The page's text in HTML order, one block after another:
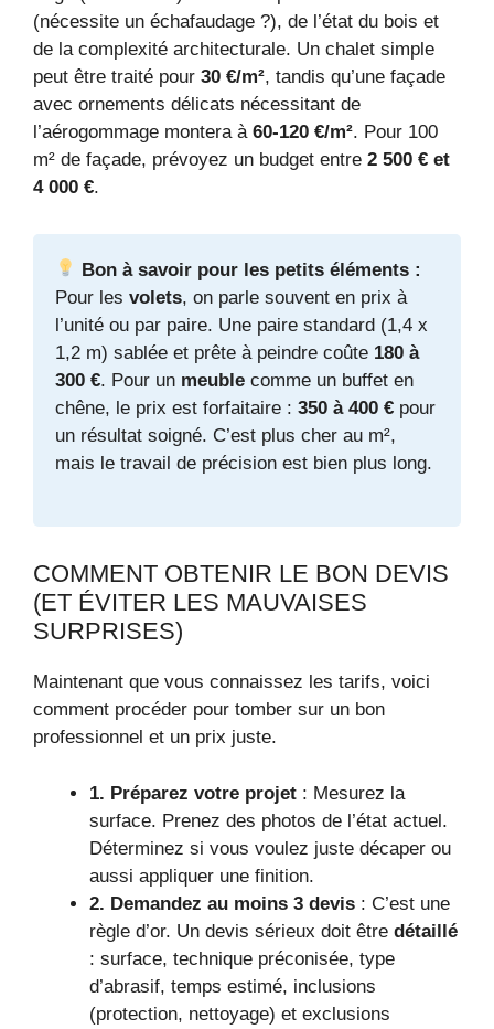
(nécessite un échafaudage ?), de l’état du bois et
de la complexité architecturale. Un chalet simple
peut être traité pour 30 €/m², tandis qu’une façade
avec ornements délicats nécessitant de
l’aérogommage montera à 60-120 €/m². Pour 100
m² de façade, prévoyez un budget entre 2 500 € et
4 000 €.
Bon à savoir pour les petits éléments :
Pour les volets, on parle souvent en prix à
l’unité ou par paire. Une paire standard (1,4 x
1,2 m) sablée et prête à peindre coûte 180 à
300 €. Pour un meuble comme un buffet en
chêne, le prix est forfaitaire : 350 à 400 € pour
un résultat soigné. C’est plus cher au m²,
mais le travail de précision est bien plus long.
COMMENT OBTENIR LE BON DEVIS
(ET ÉVITER LES MAUVAISES
SURPRISES)
Maintenant que vous connaissez les tarifs, voici
comment procéder pour tomber sur un bon
professionnel et un prix juste.
1. Préparez votre projet : Mesurez la
surface. Prenez des photos de l’état actuel.
Déterminez si vous voulez juste décaper ou
aussi appliquer une finition.
2. Demandez au moins 3 devis : C’est une
règle d’or. Un devis sérieux doit être détaillé
: surface, technique préconisée, type
d’abrasif, temps estimé, inclusions
(protection, nettoyage) et exclusions